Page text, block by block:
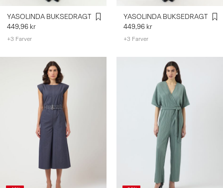
SPØRGSMÅL?
OS
DANMARK
YASOLINDA BUKSEDRAGT
449,96 kr
+3 Farver
YASOLINDA BUKSEDRAGT
449,96 kr
+3 Farver